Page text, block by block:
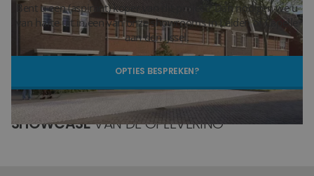
Stijlstudio's
Projecten
Blog
Bent u een (aspirant) koper van dit project? Dan nodigen we u
van harte uit in een van onze showrooms in Leiden of Capelle
aan den IJssel.
OPTIES BESPREKEN?
SHOWCASEVAN DE OPLEVERING